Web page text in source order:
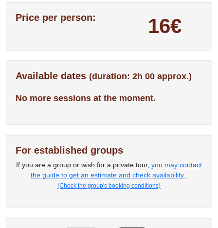
Price per person: 16€
Available dates (duration: 2h 00 approx.)
No more sessions at the moment.
For established groups
If you are a group or wish for a private tour, you may contact
the guide to get an estimate and check availability
(Check the group's booking conditions)